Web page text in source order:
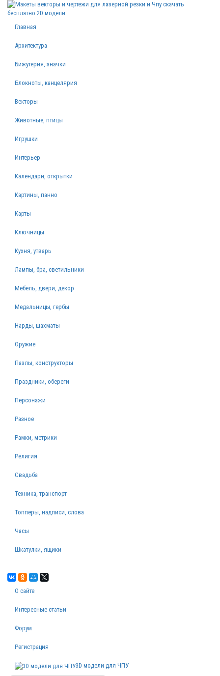
Главная
Архитектура
Бижутерия, значки
Блокноты, канцелярия
Векторы
Животные, птицы
Игрушки
Интерьер
Календари, открытки
Картины, панно
Карты
Ключницы
Кухня, утварь
Лампы, бра, светильники
Мебель, двери, декор
Медальницы, гербы
Нарды, шахматы
Оружие
Пазлы, конструкторы
Праздники, обереги
Персонажи
Разное
Рамки, метрики
Религия
Свадьба
Техника, транспорт
Топперы, надписи, слова
Часы
Шкатулки, ящики
О сайте
Интересные статьи
Форум
Регистрация
3D модели для ЧПУ